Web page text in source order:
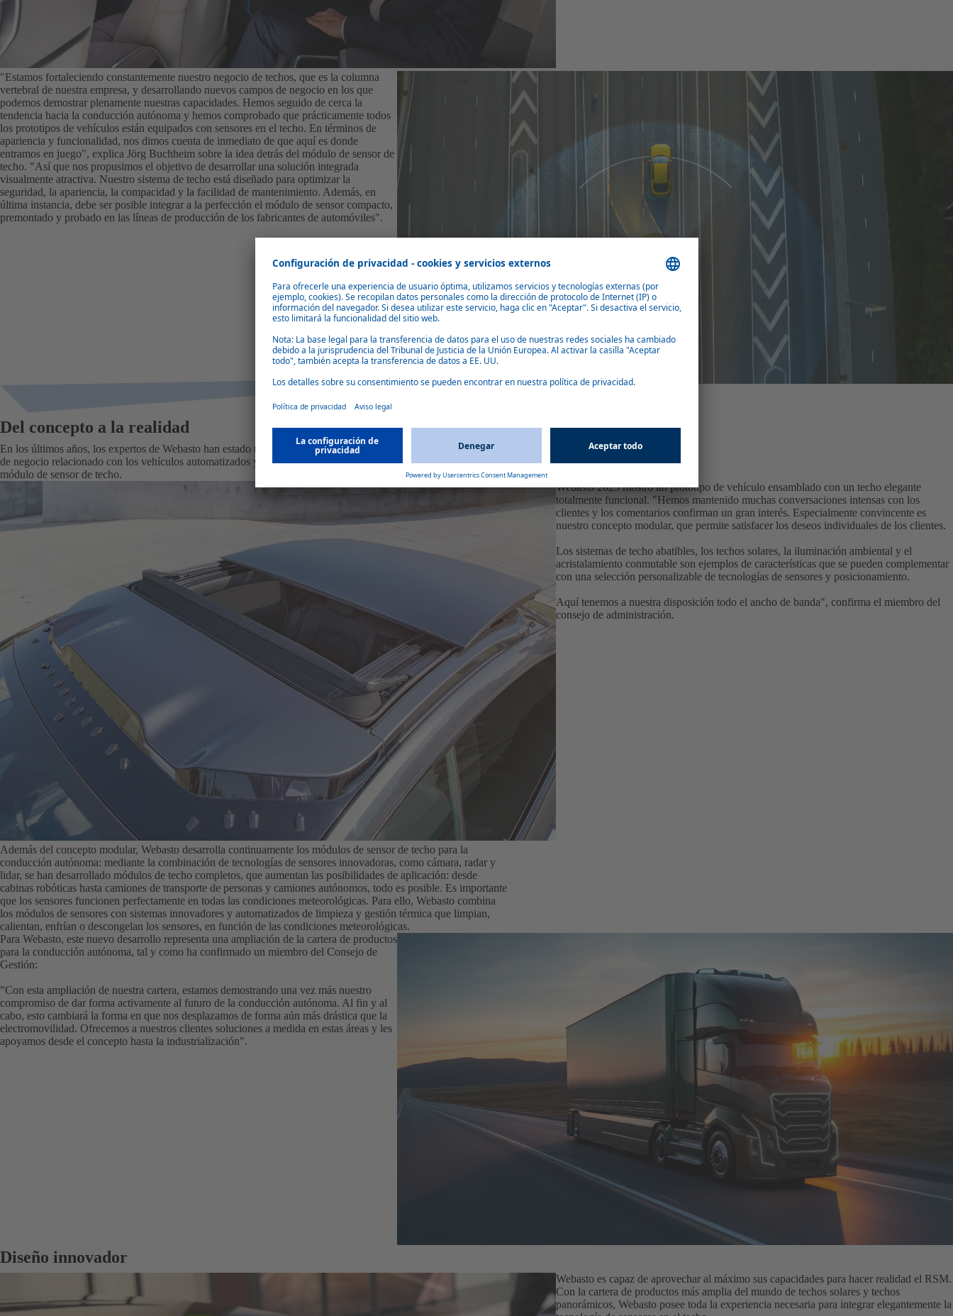
"Estamos fortaleciendo constantemente nuestro negocio de techos, que es la columna
vertebral de nuestra empresa, y desarrollando nuevos campos de negocio en los que
podemos demostrar plenamente nuestras capacidades. Hemos seguido de cerca la
tendencia hacia la conducción autónoma y hemos comprobado que prácticamente todos
los prototipos de vehículos están equipados con sensores en el techo. En términos de
apariencia y funcionalidad, nos dimos cuenta de inmediato de que aquí es donde
entramos en juego", explica Jörg Buchheim sobre la idea detrás del módulo de sensor de
techo. "Así que nos propusimos el objetivo de desarrollar una solución integrada
visualmente atractiva. Nuestro sistema de techo está diseñado para optimizar la
seguridad, la apariencia, la compacidad y la facilidad de mantenimiento. Además, en
última instancia, debe ser posible integrar a la perfección el módulo de sensor compacto,
premontado y probado en las líneas de producción de los fabricantes de automóviles".
Del concepto a la realidad
En los últimos años, los expertos de Webasto han estado trabajando incansablemente para desarrollar este campo
de negocio relacionado con los vehículos automatizados y autónomos y hacer realidad el concepto de producto del
módulo de sensor de techo.
Webasto 2023 mostró un prototipo de vehículo ensamblado con un techo elegante
totalmente funcional. "Hemos mantenido muchas conversaciones intensas con los
clientes y los comentarios confirman un gran interés. Especialmente convincente es
nuestro concepto modular, que permite satisfacer los deseos individuales de los clientes.
Los sistemas de techo abatibles, los techos solares, la iluminación ambiental y el
acristalamiento conmutable son ejemplos de características que se pueden complementar
con una selección personalizable de tecnologías de sensores y posicionamiento.
Aquí tenemos a nuestra disposición todo el ancho de banda", confirma el miembro del
consejo de administración.
Además del concepto modular, Webasto desarrolla continuamente los módulos de sensor de techo para la
conducción autónoma: mediante la combinación de tecnologías de sensores innovadoras, como cámara, radar y
lidar, se han desarrollado módulos de techo completos, que aumentan las posibilidades de aplicación: desde
cabinas robóticas hasta camiones de transporte de personas y camiones autónomos, todo es posible. Es importante
que los sensores funcionen perfectamente en todas las condiciones meteorológicas. Para ello, Webasto combina
los módulos de sensores con sistemas innovadores y automatizados de limpieza y gestión térmica que limpian,
calientan, enfrían o descongelan los sensores, en función de las condiciones meteorológicas.
Para Webasto, este nuevo desarrollo representa una ampliación de la cartera de productos
para la conducción autónoma, tal y como ha confirmado un miembro del Consejo de
Gestión:
"Con esta ampliación de nuestra cartera, estamos demostrando una vez más nuestro
compromiso de dar forma activamente al futuro de la conducción autónoma. Al fin y al
cabo, esto cambiará la forma en que nos desplazamos de forma aún más drástica que la
electromovilidad. Ofrecemos a nuestros clientes soluciones a medida en estas áreas y les
apoyamos desde el concepto hasta la industrialización".
Diseño innovador
Webasto es capaz de aprovechar al máximo sus capacidades para hacer realidad el RSM.
Con la cartera de productos más amplia del mundo de techos solares y techos
panorámicos, Webasto posee toda la experiencia necesaria para integrar elegantemente la